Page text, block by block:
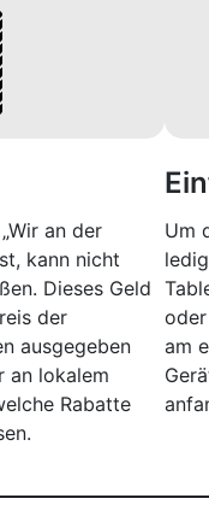
an der
kann nicht
Dieses Geld
der
ausgegeben
an lokalem
Rabatte
Um
am